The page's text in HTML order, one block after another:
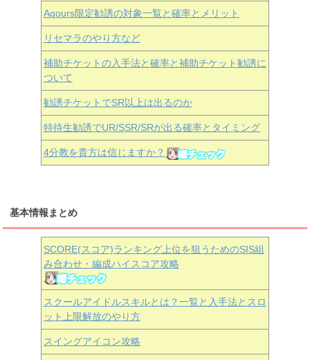
Aqours限定勧誘の対象一覧と確率とメリット
リセマラのやり方など
補助チケットの入手法と確率と補助チケット勧誘に
ついて
勧誘チケットでSR以上は出るのか
特待生勧誘でUR/SSR/SRが出る確率とタイミング
4分教を貴方は信じますか？
基本情報まとめ
SCORE(スコア)ランキング上位を狙うためのSIS組
み合わせ・編成ハイスコア攻略
スクールアイドルスキルとは？一覧と入手法とスロ
ット上限解放のやり方
スイングアイコン攻略